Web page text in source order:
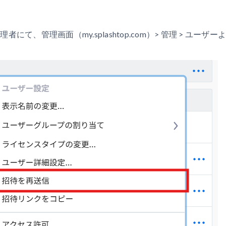
者にて、管理画面（my.splashtop.com）> 管理 > ユーザー